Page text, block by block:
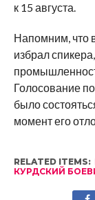
к 15 августа.
Напомним, что
избрал
Голосование
было
момент его
RELATED ITEMS:
КУРДСКИЙ